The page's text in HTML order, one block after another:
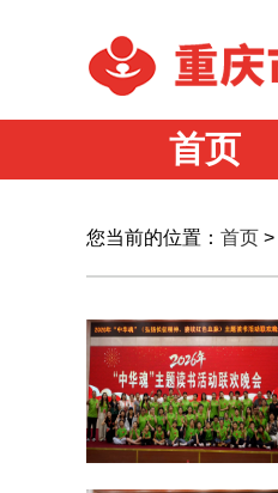
首页
您当前的位置： 首页 >